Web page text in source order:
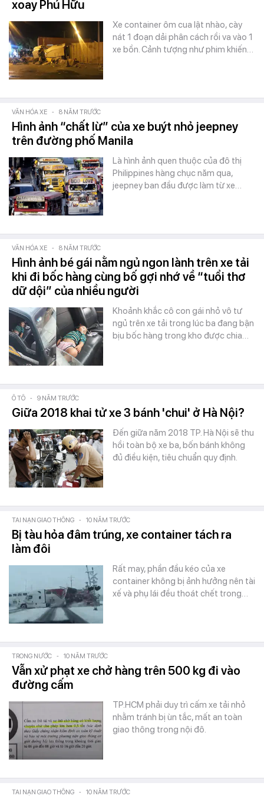
xoay Phú Hữu
Xe container ôm cua lật nhào, cày
nát 1 đoạn dải phân cách rồi va vào 1
xe bồn. Cảnh tượng như phim khiến…
VĂN HÓA XE - 8 NĂM TRƯỚC
Hình ảnh “chất lừ” của xe buýt nhỏ jeepney
trên đường phố Manila
Là hình ảnh quen thuộc của đô thị
Philippines hàng chục năm qua,
jeepney ban đầu được làm từ xe…
VĂN HÓA XE - 8 NĂM TRƯỚC
Hình ảnh bé gái nằm ngủ ngon lành trên xe tải
khi đi bốc hàng cùng bố gợi nhớ về “tuổi thơ
dữ dội” của nhiều người
Khoảnh khắc cô con gái nhỏ vô tư
ngủ trên xe tải trong lúc ba đang bận
bịu bốc hàng trong kho được chia…
Ô TÔ - 9 NĂM TRƯỚC
Giữa 2018 khai tử xe 3 bánh 'chui' ở Hà Nội?
Đến giữa năm 2018 TP. Hà Nội sẽ thu
hồi toàn bộ xe ba, bốn bánh không
đủ điều kiện, tiêu chuẩn quy định.
TAI NẠN GIAO THÔNG - 10 NĂM TRƯỚC
Bị tàu hỏa đâm trúng, xe container tách ra
làm đôi
Rất may, phần đầu kéo của xe
container không bị ảnh hưởng nên tài
xế và phụ lái đều thoát chết trong…
TRONG NƯỚC - 10 NĂM TRƯỚC
Vẫn xử phạt xe chở hàng trên 500 kg đi vào
đường cấm
TP.HCM phải duy trì cấm xe tải nhỏ
nhằm tránh bị ùn tắc, mất an toàn
giao thông trong nội đô.
TAI NẠN GIAO THÔNG - 10 NĂM TRƯỚC